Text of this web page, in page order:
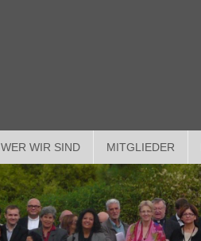
WER WIR SIND MITGLIEDER